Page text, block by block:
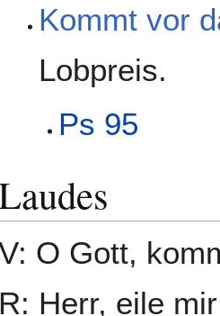
Kommt vor
Lobpreis.
Ps 95
O Gott,
R: Herr, eile